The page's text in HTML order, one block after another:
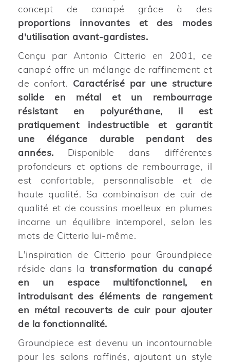
concept de canapé grâce à des
proportions innovantes et des modes
d'utilisation avant-gardistes.
Conçu par Antonio Citterio en 2001, ce
canapé offre un mélange de raffinement et
de confort. Caractérisé par une structure
solide en métal et un rembourrage
résistant en polyuréthane, il est
pratiquement indestructible et garantit
une élégance durable pendant des
années. Disponible dans différentes
profondeurs et options de rembourrage, il
est confortable, personnalisable et de
haute qualité. Sa combinaison de cuir de
qualité et de coussins moelleux en plumes
incarne un équilibre intemporel, selon les
mots de Citterio lui-même.
L'inspiration de Citterio pour Groundpiece
réside dans la transformation du canapé
en un espace multifonctionnel, en
introduisant des éléments de rangement
en métal recouverts de cuir pour ajouter
de la fonctionnalité.
Groundpiece est devenu un incontournable
pour les salons raffinés, ajoutant un style